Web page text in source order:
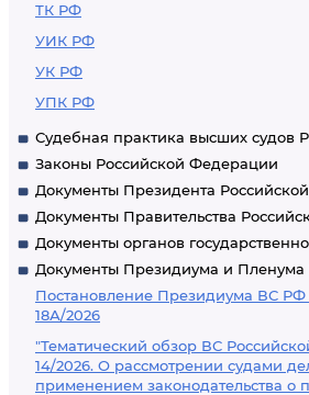
ТК РФ
УИК РФ
УК РФ
УПК РФ
Судебная практика высших судов
Законы Российской Федерации
Документы Президента
Документы Правительства
Документы органов
Документы Президиума и
Постановление Президиума ВС РФ
18А/2026
"Тематический обзор ВС
14/2026. О рассмотрении судами
применением законодательства о